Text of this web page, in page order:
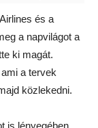
és a
a napvilágot a
ki magát.
a tervek
közlekedni.
is lényegében